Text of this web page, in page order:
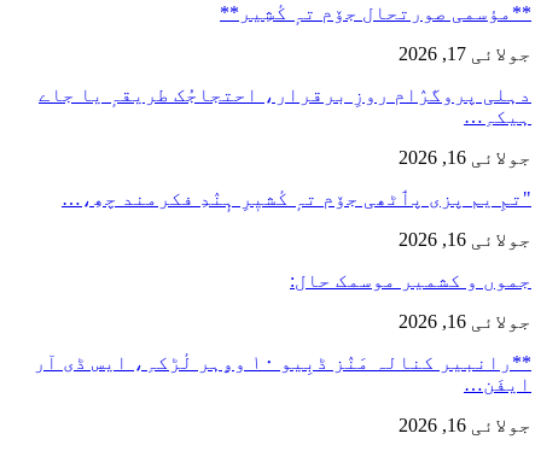
**مؤسمی صورتحال جۆم تہٕ کٔشِیر**
جولائی 17, 2026
دہلی پروگرٛام روزِ برقرار، احتجاجُک طریقہٕ یا جاے
ہیکہِ…
جولائی 16, 2026
"تمِ یم پزی پٲٹھی جۆم تہٕ کٔشیٖرِ ہٕنٛدِ فکرمند چھِ،…
جولائی 16, 2026
جموں و کشمیر موسمک حال:
جولائی 16, 2026
**رانبیر کنالہ مَنٛز ڈبِیو ۱۰ وۄہر لٔڑکہِ، ایس ڈی آر
ایفَن…
جولائی 16, 2026